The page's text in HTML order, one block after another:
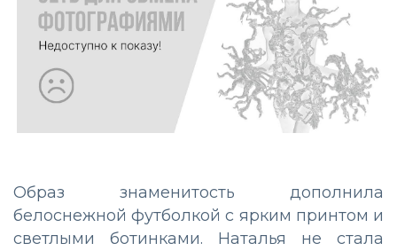
Образ знаменитость дополнила
белоснежной футболкой с ярким принтом и
светлыми ботинками. Наталья не стала